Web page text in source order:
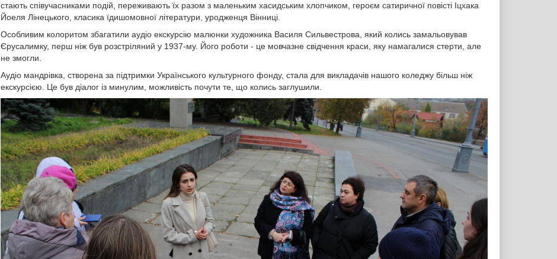
стають співучасниками подій, переживають їх разом з маленьким хасидським хлопчиком, героєм сатиричної повісті Іцхака
Йоеля Лінецького, класика їдишомовної літератури, уродженця Вінниці.
Особливим колоритом збагатили аудіо екскурсію малюнки художника Василя Сильвестрова, який колись замальовував
Єрусалимку, перш ніж був розстріляний у 1937-му. Його роботи - це мовчазне свідчення краси, яку намагалися стерти, але
не змогли.
Аудіо мандрівка, створена за підтримки Українського культурного фонду, стала для викладачів нашого коледжу більш ніж
екскурсією. Це був діалог із минулим, можливість почути те, що колись заглушили.